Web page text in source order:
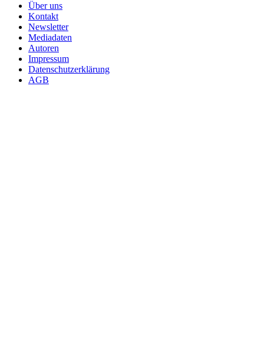
Über uns
Kontakt
Newsletter
Mediadaten
Autoren
Impressum
Datenschutzerklärung
AGB